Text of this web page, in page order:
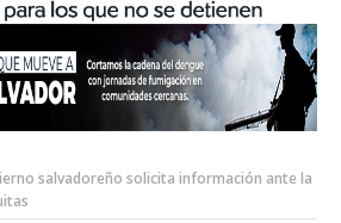
salvadoreño solicita información ante la